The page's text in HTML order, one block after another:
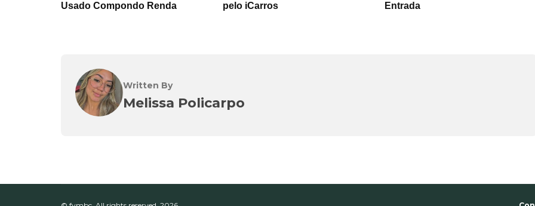
Usado Compondo Renda
pelo iCarros
Entrada
Written By
Melissa Policarpo